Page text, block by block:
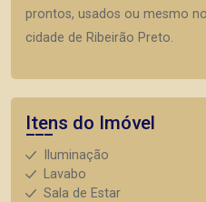
prontos, usados ou mesmo
cidade de Ribeirão Preto.
Itens do Imóvel
Iluminação
Lavabo
Sala de Estar